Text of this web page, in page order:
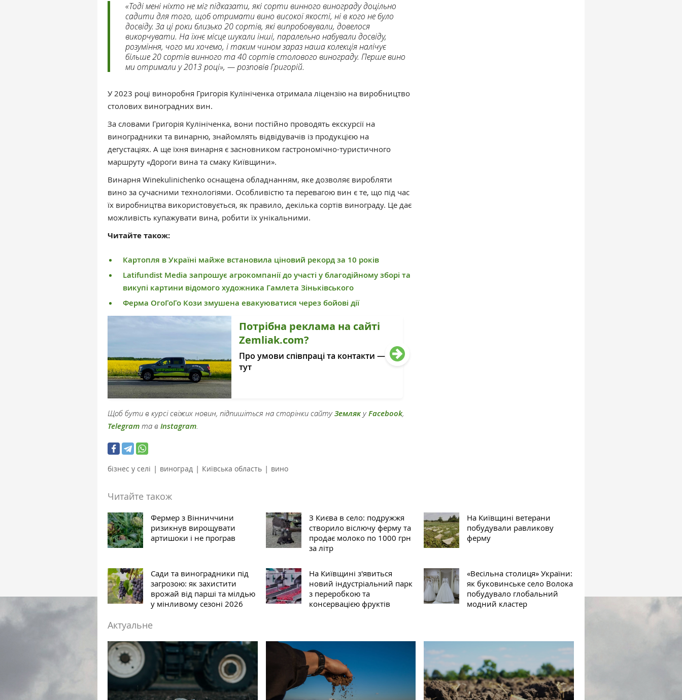
«Тоді мені ніхто не міг підказати, які сорти винного винограду доцільно
садити для того, щоб отримати вино високої якості, ні в кого не було
досвіду. За ці роки близько 20 сортів, які випробовували, довелося
викорчувати. На їхнє місце шукали інші, паралельно набували досвіду,
розуміння, чого ми хочемо, і таким чином зараз наша колекція налічує
більше 20 сортів винного та 40 сортів столового винограду. Перше вино
ми отримали у 2013 році», — розповів Григорій.
У 2023 році виноробня Григорія Кулініченка отримала ліцензію на виробництво
столових виноградних вин.
За словами Григорія Кулініченка, вони постійно проводять екскурсії на
виноградники та винарню, знайомлять відвідувачів із продукцією на
дегустаціях. А ще їхня винарня є засновником гастрономічно-туристичного
маршруту «Дороги вина та смаку Київщини».
Винарня Winekulinichenko оснащена обладнанням, яке дозволяє виробляти
вино за сучасними технологіями. Особливістю та перевагою вин є те, що під час
їх виробництва використовується, як правило, декілька сортів винограду. Це дає
можливість купажувати вина, робити їх унікальними.
Читайте також:
Картопля в Україні майже встановила ціновий рекорд за 10 років
Latifundist Media запрошує агрокомпанії до участі у благодійному зборі та
викупі картини відомого художника Гамлета Зіньківського
Ферма ОгоГоГо Кози змушена евакуюватися через бойові дії
Потрібна реклама на сайті
Zemliak.com?
Про умови співпраці та контакти —
тут
Щоб бути в курсі свіжих новин, підпишіться на сторінки сайтуЗемлякуFacebook,
Telegram та в Instagram
бізнес у селі | виноград | Київська область | вино
Читайте також
Фермер з Вінниччини
ризикнув вирощувати
артишоки і не програв
З Києва в село: подружжя
створило віслючу ферму та
продає молоко по 1000 грн
за літр
На Київщині ветерани
побудували равликову
ферму
Сади та виноградники під
загрозою: як захистити
врожай від парші та мілдью
у мінливому сезоні 2026
На Київщині з'явиться
новий індустріальний парк
з переробкою та
консервацією фруктів
«Весільна столиця» України:
як буковинське село Волока
побудувало глобальний
модний кластер
Актуальне